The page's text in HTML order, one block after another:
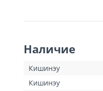
покупатель
для Кишинева
Клиент обязан
тестирования
Для товаров
Наличие
Кишинэу
Кишинэу